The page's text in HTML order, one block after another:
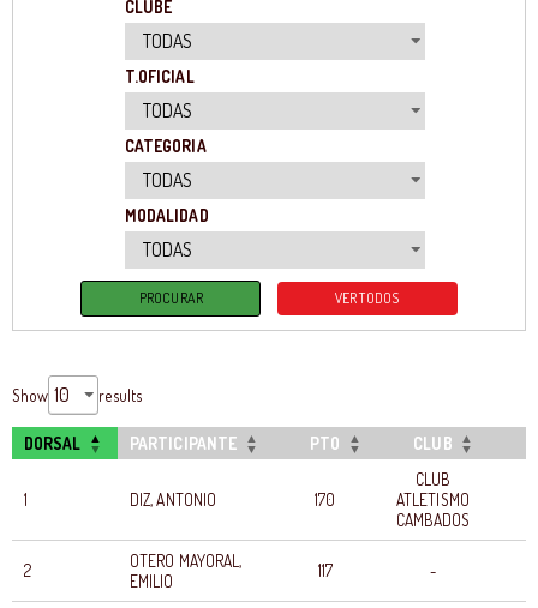
CLUBE
T.OFICIAL
CATEGORIA
MODALIDAD
Show results
DORSAL PARTICIPANTE PTO CLUB
1 DIZ, ANTONIO 170
CLUB
ATLETISMO
CAMBADOS
2
OTERO MAYORAL,
EMILIO
117 -